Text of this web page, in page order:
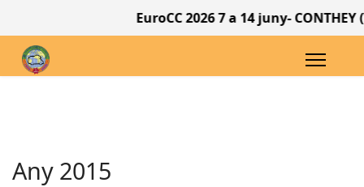
EuroCC 2026 7 a 14 juny- CONTHEY
Any 2015